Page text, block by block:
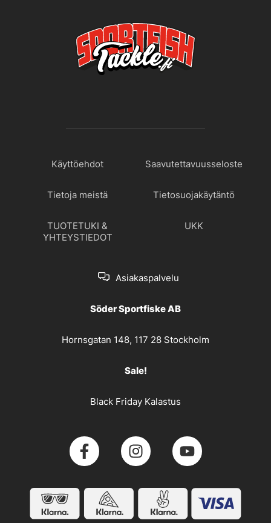
Käyttöehdot Saavutettavuusseloste
Tietoja meistä Tietosuojakäytäntö
TUOTETUKI &
YHTEYSTIEDOT
UKK
Asiakaspalvelu
Söder Sportfiske AB
Hornsgatan 148, 117 28 Stockholm
Sale!
Black Friday Kalastus